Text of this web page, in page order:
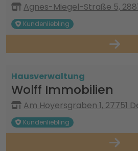
Agnes-Miegel-Straße 5,
Kundenliebling
Hausverwaltung
Wolff Immobilien
Am Hoyersgraben 1, 27751
Kundenliebling